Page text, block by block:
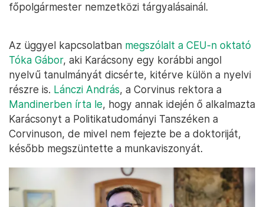
főpolgármester nemzetközi tárgyalásainál.
Az üggyel kapcsolatban megszólalt a CEU-n oktató
Tóka Gábor, aki Karácsony egy korábbi angol
nyelvű tanulmányát dicsérte, kitérve külön a nyelvi
részre is. Lánczi András, a Corvinus rektora a
Mandinerben írta le, hogy annak idején ő alkalmazta
Karácsonyt a Politikatudományi Tanszéken a
Corvinuson, de mivel nem fejezte be a doktoriját,
később megszüntette a munkaviszonyát.